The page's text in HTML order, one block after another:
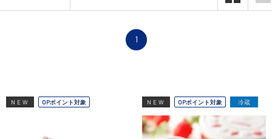
1
NEW OPポイント対象 NEW OPポイント対象 冷蔵